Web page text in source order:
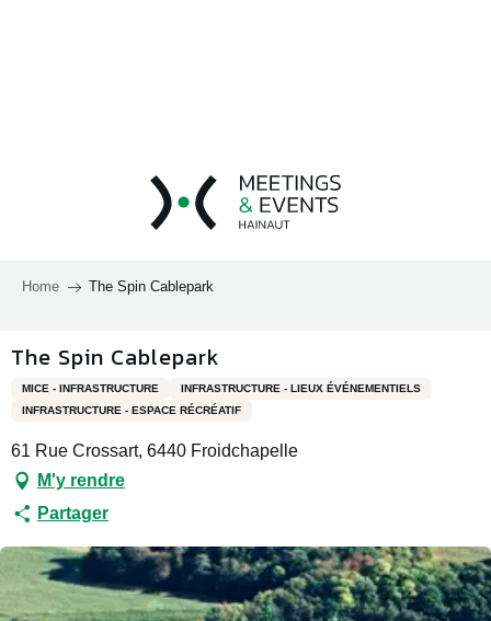
Home The Spin Cablepark
The Spin Cablepark
MICE - INFRASTRUCTURE
INFRASTRUCTURE - LIEUX ÉVÉNEMENTIELS
INFRASTRUCTURE - ESPACE RÉCRÉATIF
61 Rue Crossart, 6440 Froidchapelle
M'y rendre
Partager